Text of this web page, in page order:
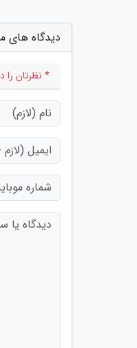
دیدگاه های مرتبط با "5 نوشیدنی
* نظرتان را